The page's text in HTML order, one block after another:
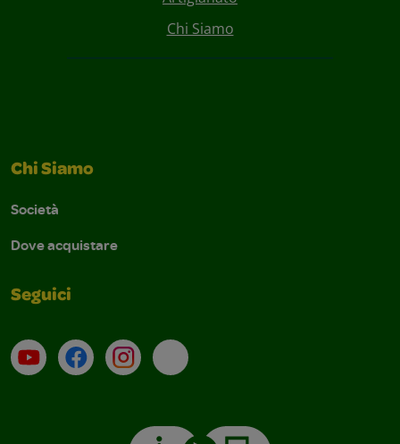
Chi Siamo
Chi Siamo
Società
Dove acquistare
Seguici
Su YouTube
ContattiProfilo Instagram
Email